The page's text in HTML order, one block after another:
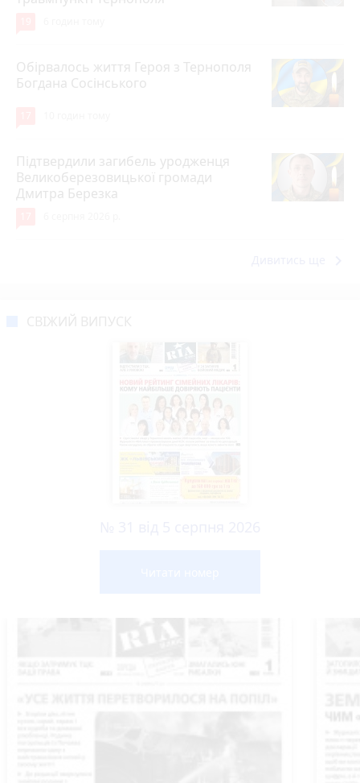
Обірвалось життя Героя з Тернополя
Богдана Сосінського
Підтвердили загибель уродженця
Великоберезовицької громади
Дмитра Березка